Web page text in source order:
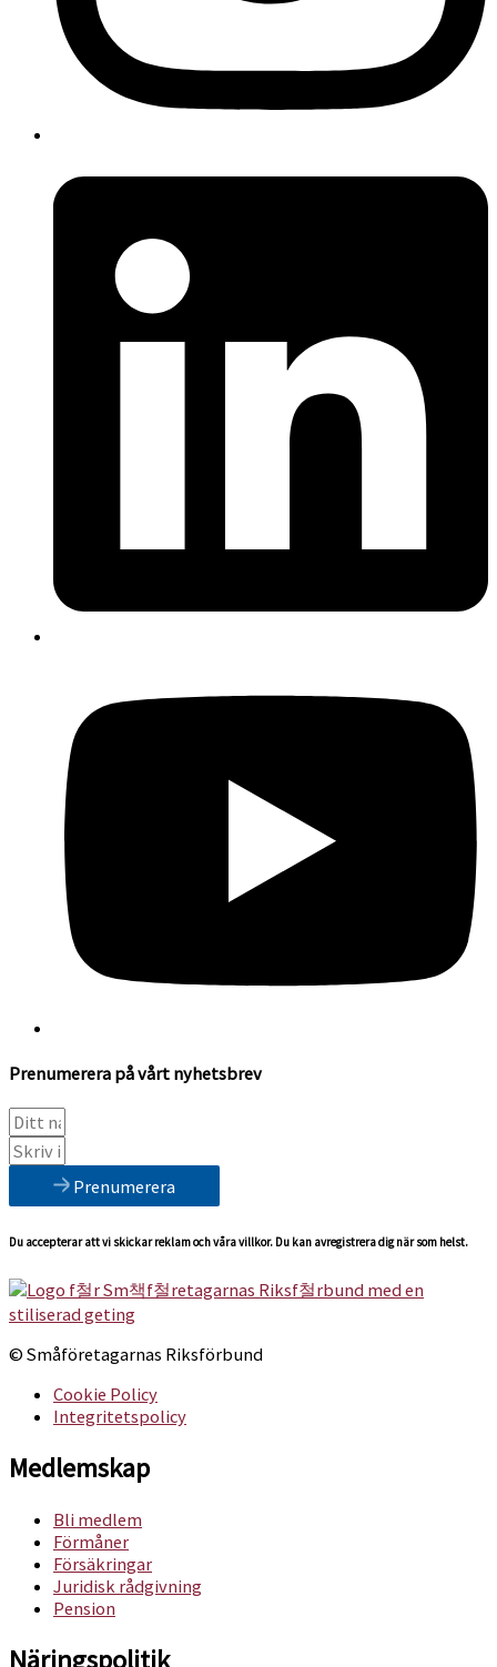
Prenumerera på vårt nyhetsbrev
Prenumerera
Du accepterar att vi skickar reklam och våra villkor. Du kan avregistrera dig när som helst.
© Småföretagarnas Riksförbund
Cookie Policy
Integritetspolicy
Medlemskap
Bli medlem
Förmåner
Försäkringar
Juridisk rådgivning
Pension
Näringspolitik